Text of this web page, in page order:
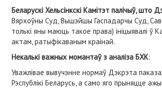
Беларускі Хельсінкскі Камітэт палічыў,
Вярхоўны Суд, Вышэйшы Гаспадарчы Суд,
толькі яны маюць такое права) ініцыявалі
актам, ратыфікаваным краінай.
Некалькі важных момантаў з аналіза БХК:
Уважлівае вывучэнне нормаў Дэкрэта
Рэспублікі Беларусь, а само яго прыняцце